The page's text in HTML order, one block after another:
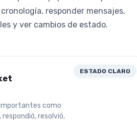
responder mensajes,
y ver cambios de estado.
como
respondió, resolvió,
ESTADO CLARO